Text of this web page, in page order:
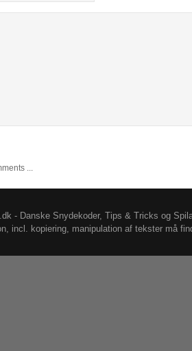
...
- Danske Snydekoder, Tips & Tricks og
incl. kopiering, manipulation af tekster må